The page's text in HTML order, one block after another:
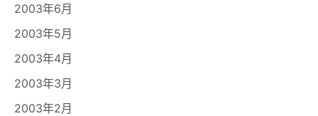
2003年6月
2003年5月
2003年4月
2003年3月
2003年2月